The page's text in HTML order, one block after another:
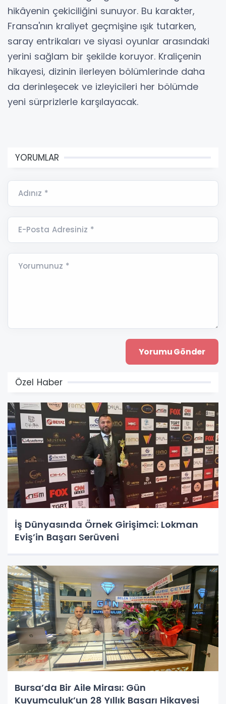
hikâyenin çekiciliğini sunuyor. Bu karakter,
Fransa'nın kraliyet geçmişine ışık tutarken,
saray entrikaları ve siyasi oyunlar arasındaki
yerini sağlam bir şekilde koruyor. Kraliçenin
hikayesi, dizinin ilerleyen bölümlerinde daha
da derinleşecek ve izleyicileri her bölümde
yeni sürprizlerle karşılayacak.
YORUMLAR
Adınız *
E-Posta Adresiniz *
Yorumunuz *
Özel Haber
İş Dünyasında Örnek Girişimci: Lokman
Eviş’in Başarı Serüveni
Bursa’da Bir Aile Mirası: Gün
Kuyumculuk’un 28 Yıllık Başarı Hikayesi